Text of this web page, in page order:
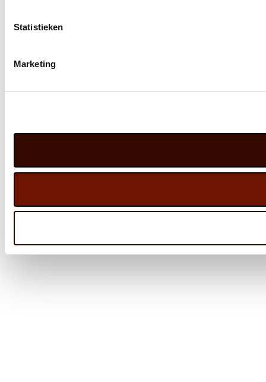
Statistieken
Marketing